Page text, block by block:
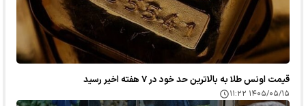
قیمت اونس طلا به بالاترین حد خود در ۷ هفته اخیر رسید
۱۴۰۵/۰۵/۱۵ ۱۱:۲۲